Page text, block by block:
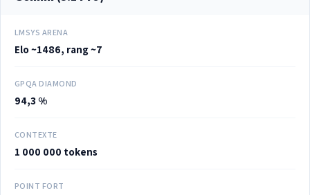
LMSYS ARENA
Elo ~1486, rang ~7
GPQA DIAMOND
94,3 %
CONTEXTE
1 000 000 tokens
POINT FORT